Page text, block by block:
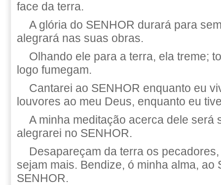
face da terra.
A glória do SENHOR durará para
alegrará nas suas obras.
Olhando ele para a terra, ela treme;
logo fumegam.
Cantarei ao SENHOR enquanto eu
louvores ao meu Deus, enquanto eu
A minha meditação acerca dele será
alegrarei no SENHOR.
Desapareçam da terra os
sejam mais. Bendize, ó minha alma, ao
SENHOR.